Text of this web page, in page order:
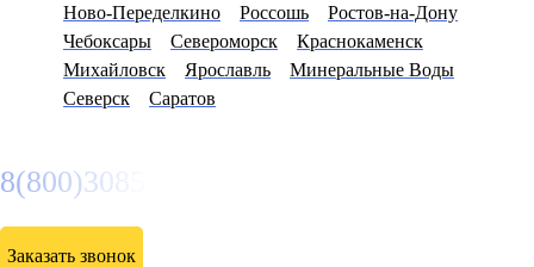
Ново-Переделкино
Россошь
Ростов-на-Дону
Чебоксары
Североморск
Краснокаменск
Михайловск
Ярославль
Минеральные Воды
Северск
Саратов
8(800)3085303
Заказать звонок